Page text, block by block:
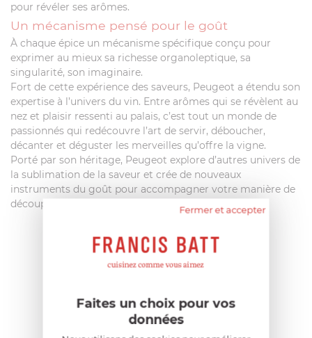
pour révéler ses arômes.
Un mécanisme pensé pour le goût
À chaque épice un mécanisme spécifique conçu pour
exprimer au mieux sa richesse organoleptique, sa
singularité, son imaginaire.
Fort de cette expérience des saveurs, Peugeot a étendu son
expertise à l’univers du vin. Entre arômes qui se révèlent au
nez et plaisir ressenti au palais, c’est tout un monde de
passionnés qui redécouvre l’art de servir, déboucher,
décanter et déguster les merveilles qu’offre la vigne.
Porté par son héritage, Peugeot explore d’autres univers de
la sublimation de la saveur et crée de nouveaux
instruments du goût pour accompagner votre manière de
découper, émincer,râper, cuire..
AIDE AU CHOIX
AVIS CLIENT
Fermer et accepter
Faites un choix pour vos
données